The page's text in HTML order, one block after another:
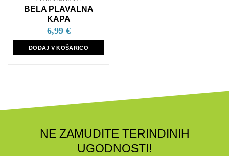
na
BELA PLAVALNA
KAPA
6,99 €
DODAJ V KOŠARICO
NE ZAMUDITE TERINDINIH
UGODNOSTI!